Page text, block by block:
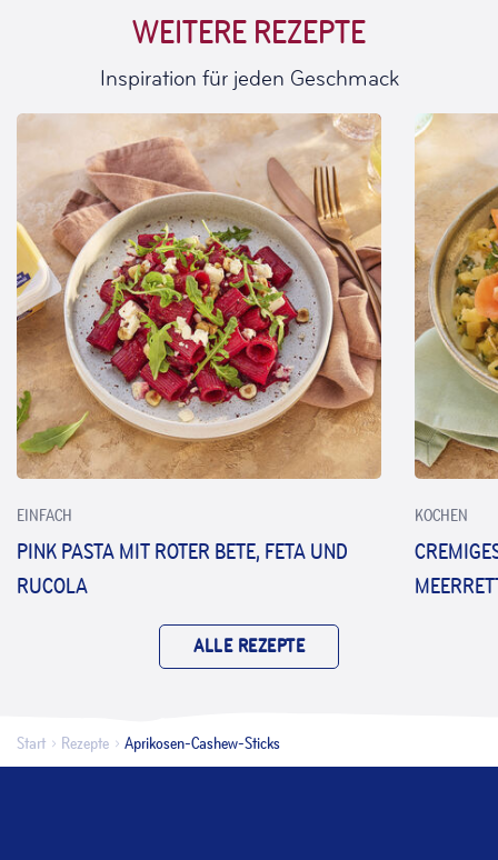
WEITERE REZEPTE
Inspiration für jeden Geschmack
EINFACH
PINK PASTA MIT ROTER BETE, FETA UND
RUCOLA
KOCHEN
ALLE REZEPTE
Start Rezepte Aprikosen-Cashew-Sticks